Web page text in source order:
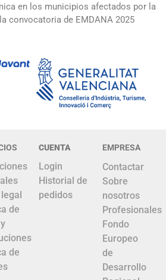
en los municipios afectados por la
convocatoria de EMDANA 2025
de
de
CUENTA
Login
Historial de
pedidos
EMPRESA
Contactar
Sobre
nosotros
Profesionales
Fondo
Europeo
de
Desarrollo